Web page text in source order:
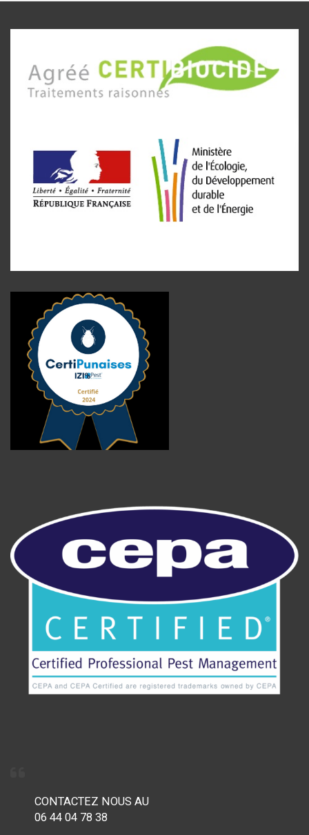
CONTACTEZ NOUS AU
06 44 04 78 38